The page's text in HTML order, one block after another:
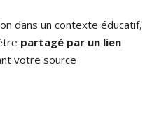
dans un contexte éducatif,
partagé par un lien
votre source